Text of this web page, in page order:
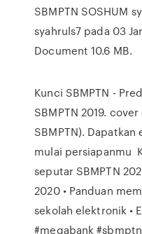
SBMPTN SOSHUM
syahruls7 pada 03
Document 10.6 MB.
Kunci SBMPTN -
SBMPTN 2019.
SBMPTN).
mulai persiapanmu
seputar SBMPTN
2020 • Panduan
sekolah elektronik •
#megabank